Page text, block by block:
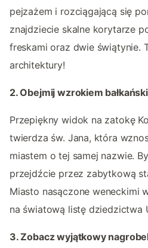
pejzażem i rozciągającą się
znajdziecie skalne korytarze
freskami oraz dwie świątynie.
architektury!
2. Obejmij wzrokiem
Przepiękny widok na zatokę
twierdza św. Jana, która
miastem o tej samej nazwie.
przejdźcie przez zabytkową
Miasto nasączone weneckimi
na światową listę dziedzictwa
3. Zobacz wyjątkowy